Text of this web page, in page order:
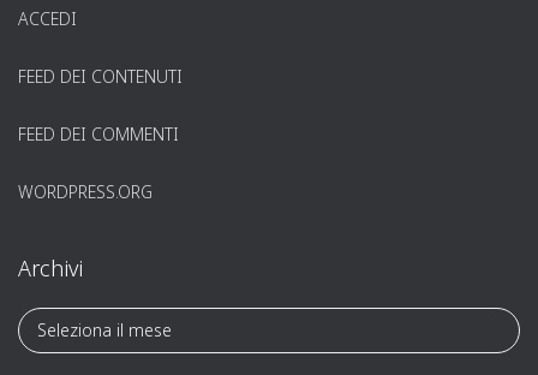
ACCEDI
FEED DEI CONTENUTI
FEED DEI COMMENTI
WORDPRESS.ORG
Archivi
A
r